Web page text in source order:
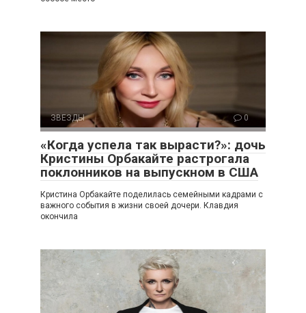
ЗВЕЗДЫ 0
«Когда успела так вырасти?»: дочь
Кристины Орбакайте растрогала
поклонников на выпускном в США
Кристина Орбакайте поделилась семейными кадрами с
важного события в жизни своей дочери. Клавдия
окончила